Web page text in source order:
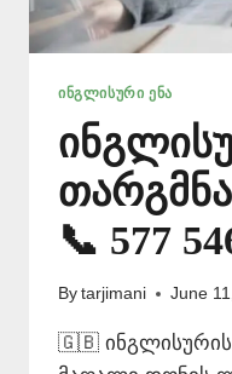
ᲘᲜᲒᲚᲘᲡᲣᲠᲘ ᲔᲜᲐ
📞 577
By tarjimani June
🇬🇧 ინგლისურის